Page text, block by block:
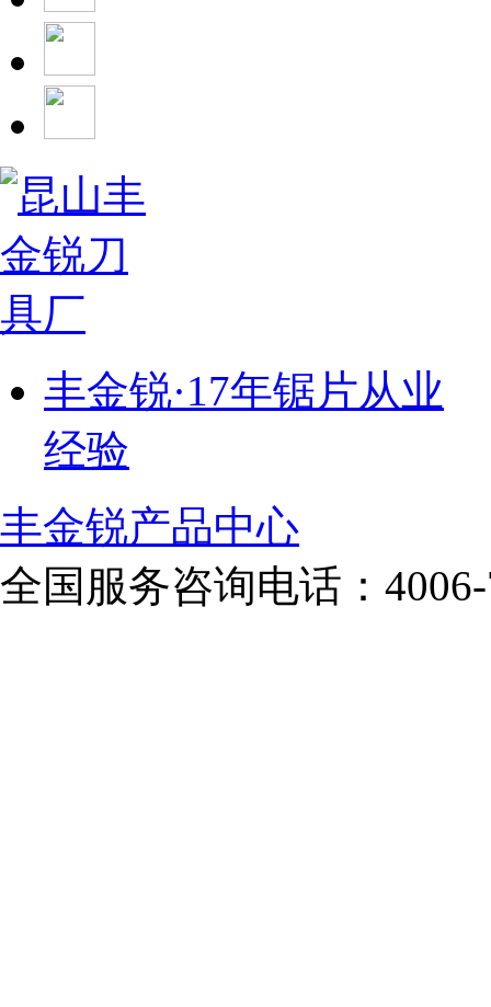
丰金锐·17年锯片从业
经验
丰金锐产品中心
全国服务咨询电话：